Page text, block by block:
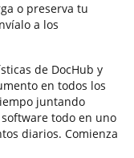
o preserva tu
a los
de DocHub y
en todos los
juntando
todo en uno
diarios. Comienza